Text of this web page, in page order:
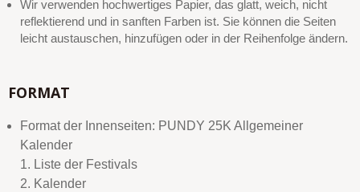
Wir verwenden hochwertiges Papier, das glatt, weich, nicht
reflektierend und in sanften Farben ist. Sie können die Seiten
leicht austauschen, hinzufügen oder in der Reihenfolge ändern.
FORMAT
Format der Innenseiten: PUNDY 25K Allgemeiner
Kalender
1. Liste der Festivals
2. Kalender